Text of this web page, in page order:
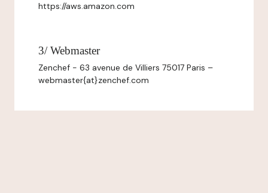
https://aws.amazon.com
3/ Webmaster
Zenchef - 63 avenue de Villiers 75017 Paris –
webmaster{at}zenchef.com